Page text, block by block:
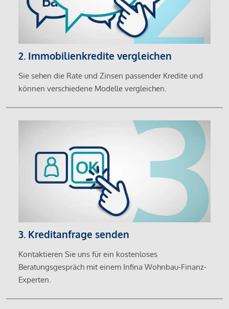
2. Immobilienkredite vergleichen
Sie sehen die Rate und Zinsen passender Kredite und
können verschiedene Modelle vergleichen.
3. Kreditanfrage senden
Kontaktieren Sie uns für ein kostenloses
Beratungsgespräch mit einem Infina Wohnbau-Finanz-
Experten.